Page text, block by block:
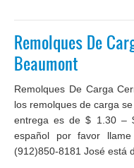
Remolques De
Beaumont
Remolques De Carga
los remolques de carga
entrega es de $ 1.30 –
español por favor
(912)850-8181 José está